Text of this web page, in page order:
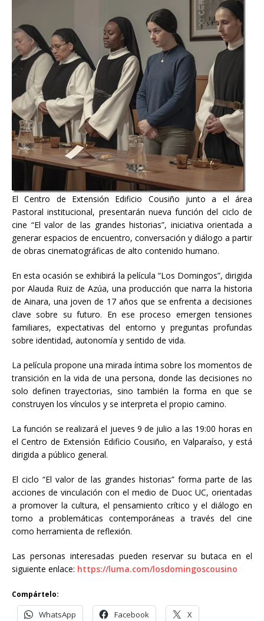
El Centro de Extensión Edificio Cousiño junto a el área
Pastoral institucional, presentarán nueva función del ciclo de
cine “El valor de las grandes historias”, iniciativa orientada a
generar espacios de encuentro, conversación y diálogo a partir
de obras cinematográficas de alto contenido humano.
En esta ocasión se exhibirá la película “Los Domingos”, dirigida
por Alauda Ruiz de Azúa, una producción que narra la historia
de Ainara, una joven de 17 años que se enfrenta a decisiones
clave sobre su futuro. En ese proceso emergen tensiones
familiares, expectativas del entorno y preguntas profundas
sobre identidad, autonomía y sentido de vida.
La película propone una mirada íntima sobre los momentos de
transición en la vida de una persona, donde las decisiones no
solo definen trayectorias, sino también la forma en que se
construyen los vínculos y se interpreta el propio camino.
La función se realizará el jueves 9 de julio a las 19:00 horas en
el Centro de Extensión Edificio Cousiño, en Valparaíso, y está
dirigida a público general.
El ciclo “El valor de las grandes historias” forma parte de las
acciones de vinculación con el medio de Duoc UC, orientadas
a promover la cultura, el pensamiento crítico y el diálogo en
torno a problemáticas contemporáneas a través del cine
como herramienta de reflexión.
Las personas interesadas pueden reservar su butaca en el
siguiente enlace: https://luma.com/losdomingoscousino
Compártelo:
WhatsApp Facebook X